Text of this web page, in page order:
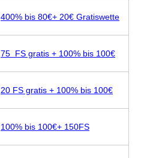
400% bis 80€+ 20€ Gratiswette
75 FS gratis + 100% bis 100€
20 FS gratis + 100% bis 100€
100% bis 100€+ 150FS